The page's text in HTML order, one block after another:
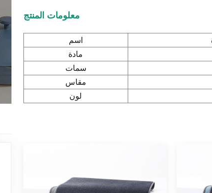
معلومات المنتج
اسم
مادة
سمات
مقاس
لون